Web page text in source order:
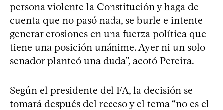
persona violente la Constitución y haga de
cuenta que no pasó nada, se burle e intente
generar erosiones en una fuerza política que
tiene una posición unánime. Ayer ni un solo
senador planteó una duda”, acotó Pereira.
Según el presidente del FA, la decisión se
tomará después del receso y el tema “no es el